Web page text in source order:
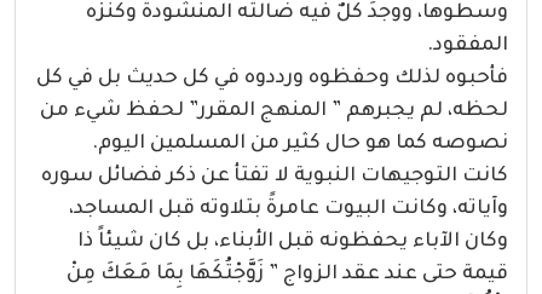
وسطوها، ووجدَ كلٌ فيه ضالته المنشودة وكنزه
المفقود.
فأحبوه لذلك وحفظوه ورددوه في كل حديث بل في كل
لحظه، لم يجبرهم ” المنهج المقرر” لحفظ شيء من
نصوصه كما هو حال كثير من المسلمين اليوم.
كانت التوجيهات النبوية لا تفتأ عن ذكر فضائل سوره
وآياته، وكانت البيوت عامرةً بتلاوته قبل المساجد،
وكان الآباء يحفظونه قبل الأبناء، بل كان شيئاً ذا
قيمة حتى عند عقد الزواج ” زَوَّجْتُكَهَا بِمَا مَعَكَ مِنْ